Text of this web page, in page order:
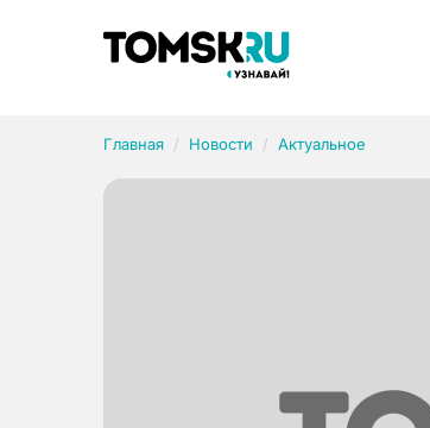
Главная Новости Актуальное
Рубрики